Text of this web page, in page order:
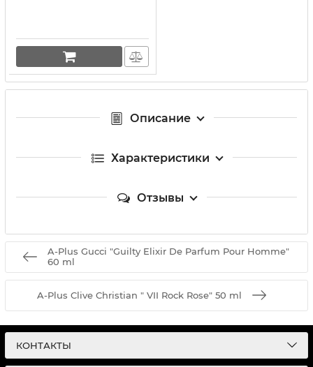
Описание
Характеристики
Отзывы
A-Plus Gucci "Guilty Elixir De Parfum Pour Homme"
60 ml
A-Plus Clive Christian " VII Rock Rose" 50 ml
КОНТАКТЫ